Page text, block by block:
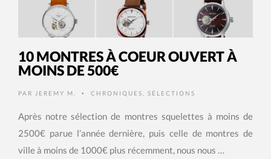
10 MONTRES À COEUR OUVERT À
MOINS DE 500€
PAR JEREMY M. • CHRONIQUES SÉLECTIONS
Après notre sélection de montres squelettes à moins de
2500€ parue l’année dernière, puis celle de montres de
ville à moins de 1000€ plus récemment, nous nous …